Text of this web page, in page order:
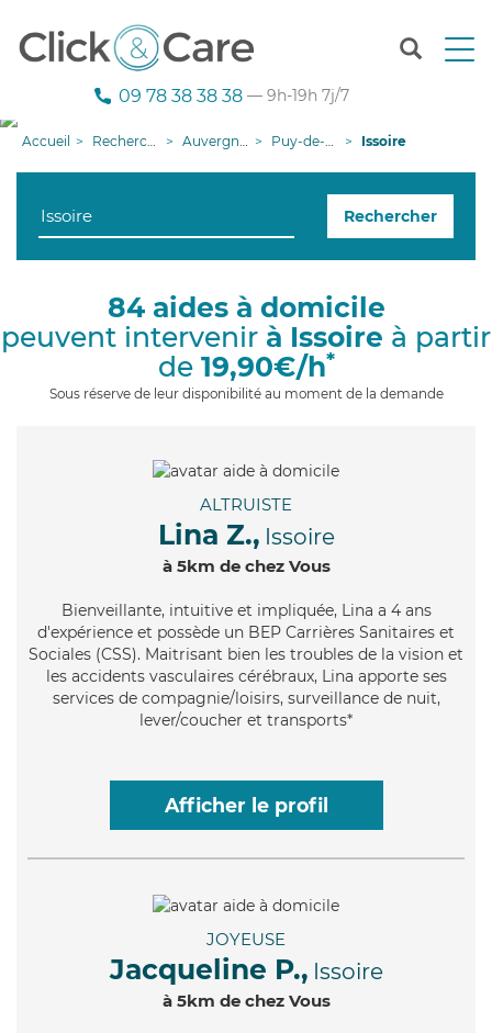
T
n
g
i
09 78 38 38 38 — 9h-19h 7j/7
Accueil Recherche aide à domicile Auvergne-Rhône-Alpes Puy-de-Dôme Issoire
Rechercher
84 aides à domicile
peuvent intervenir à Issoire à partir
de 19,90€/h*
Sous réserve de leur disponibilité au moment de la demande
ALTRUISTE
Lina Z., Issoire
à 5km de chez Vous
Bienveillante, intuitive et impliquée, Lina a 4 ans
d'expérience et possède un BEP Carrières Sanitaires et
Sociales (CSS). Maitrisant bien les troubles de la vision et
les accidents vasculaires cérébraux, Lina apporte ses
services de compagnie/loisirs, surveillance de nuit,
lever/coucher et transports*
Afficher le profil
JOYEUSE
Jacqueline P., Issoire
à 5km de chez Vous